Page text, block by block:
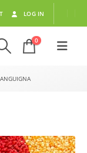
LOG IN
0